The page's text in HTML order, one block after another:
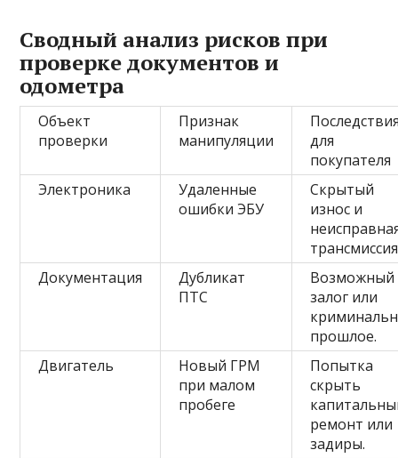
Сводный анализ рисков при
проверке документов и
одометра
Объект
проверки
Признак
манипуляции
для
покупателя
Электроника
Удаленные
ошибки ЭБУ
Скрытый
износ и
Документация
Дубликат
ПТС
Возможный
залог или
прошлое.
Двигатель
Новый ГРМ
при малом
пробеге
Попытка
скрыть
ремонт или
задиры.